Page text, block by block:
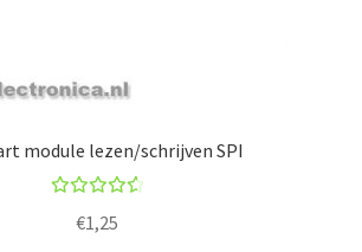
module lezen/schrijven SPI
4.67
€1,25